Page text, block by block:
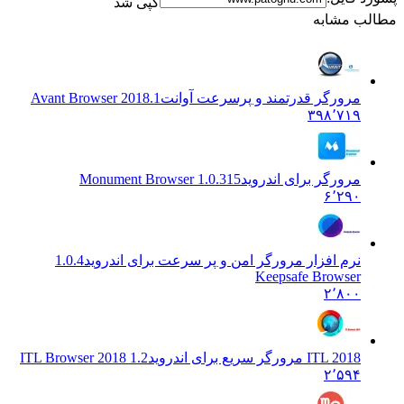
مشابه
مرورگر قدرتمند و پرسرعت آوانتAvant Browser 2018.1
۳۹۸٬۷۱۹
مرورگر برای اندروید 1.0.315 Monument Browser
نرم افزار مرورگر امن و پر سرعت برای اندروید 1.0.4
Keepsafe Browser
ITL 2018 مرورگر سریع برای اندروید
ITL Browser 2018 1.2